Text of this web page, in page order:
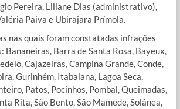
Pereira, Liliane Dias (administrativo),
Paiva e Ubirajara Prímola.
nas quais foram constatadas infrações
Bananeiras, Barra de Santa Rosa, Bayeux,
Cajazeiras, Campina Grande, Conde,
Gurinhém, Itabaiana, Lagoa Seca,
Patos, Pocinhos, Pombal, Queimadas,
Rita, São Bento, São Mamede, Solânea,